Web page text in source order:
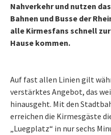
Nahverkehr und nutzen
Bahnen und Busse der
alle Kirmesfans schnell
Hause kommen.
Auf fast allen Linien gilt
verstärktes Angebot, das
hinausgeht. Mit den
erreichen die Kirmesgäste
„Luegplatz“ in nur sechs